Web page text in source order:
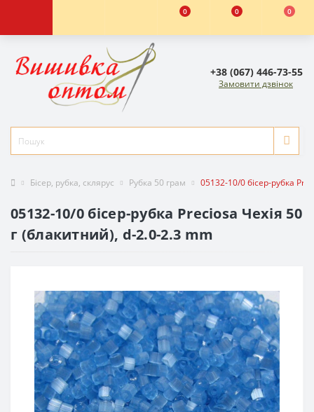
0 0 0
+38 (067) 446-73-55
Замовити дзвінок
Бісер, рубка, склярус Рубка 50 грам 05132-10/0 бісер-рубка
05132-10/0 бісер-рубка Preciosa Чехія 50
г (блакитний), d-2.0-2.3 mm